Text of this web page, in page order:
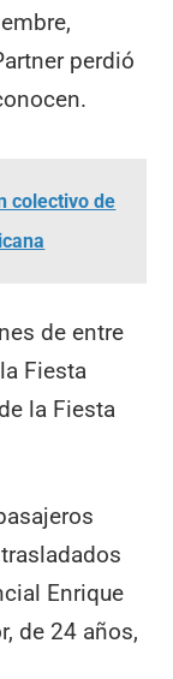
perdió
colectivo de
de entre
Fiesta
la Fiesta
Enrique
de 24 años,